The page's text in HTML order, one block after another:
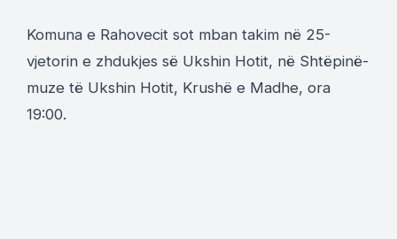
Komuna e Rahovecit sot mban takim në 25-
vjetorin e zhdukjes së Ukshin Hotit, në Shtëpinë-
muze të Ukshin Hotit, Krushë e Madhe, ora
19:00.